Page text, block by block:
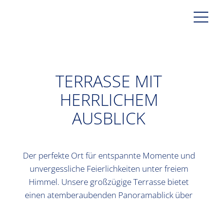
TERRASSE MIT
HERRLICHEM
AUSBLICK
Der perfekte Ort für entspannte Momente und
unvergessliche Feierlichkeiten unter freiem
Himmel. Unsere großzügige Terrasse bietet
einen atemberaubenden Panoramablick über